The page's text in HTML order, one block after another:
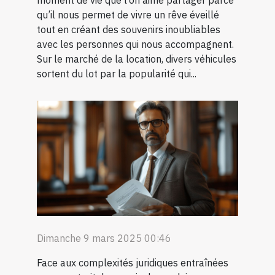
qu’il nous permet de vivre un rêve éveillé
tout en créant des souvenirs inoubliables
avec les personnes qui nous accompagnent.
Sur le marché de la location, divers véhicules
sortent du lot par la popularité qui...
Dimanche 9 mars 2025 00:46
Face aux complexités juridiques entraînées